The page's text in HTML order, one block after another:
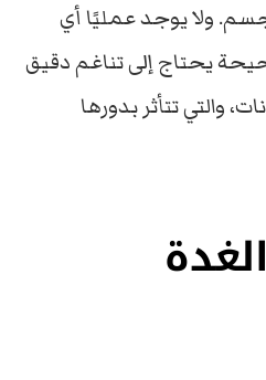
ولا يوجد عمليًا أي
يحتاج إلى تناغم دقيق
والتي تتأثر بدورها